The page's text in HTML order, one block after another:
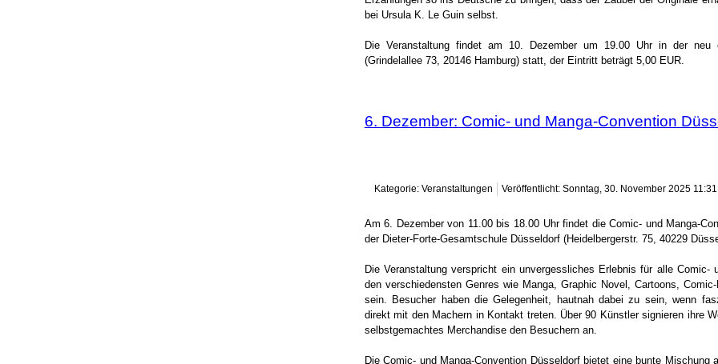
bei Ursula K. Le Guin selbst.
Die Veranstaltung findet am 10. Dezember um 19.00 Uhr in der neu
(Grindelallee 73, 20146 Hamburg) statt, der Eintritt beträgt 5,00 EUR.
6. Dezember: Comic- und Manga-Convention
Kategorie: Veranstaltungen Veröffentlicht: Sonntag, 30. November 2025 11:31
Am 6. Dezember von 11.00 bis 18.00 Uhr findet die Comic- und Manga-
der Dieter-Forte-Gesamtschule Düsseldorf (Heidelbergerstr. 75, 40229
Die Veranstaltung verspricht ein unvergessliches Erlebnis für alle
den verschiedensten Genres wie Manga, Graphic Novel, Cartoons,
sein. Besucher haben die Gelegenheit, hautnah dabei zu sein, wenn
direkt mit den Machern in Kontakt treten. Über 90 Künstler signieren ihre
selbstgemachtes Merchandise den Besuchern an.
Die Comic- und Manga-Convention Düsseldorf bietet eine bunte Mischung